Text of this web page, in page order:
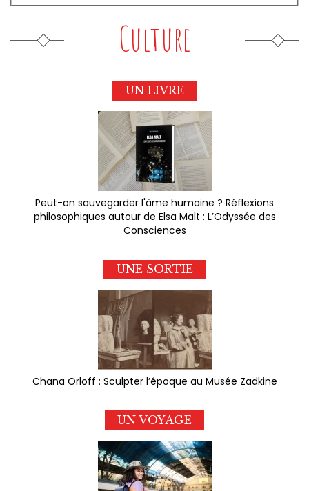
Culture
UN LIVRE
Peut-on sauvegarder l'âme humaine ? Réflexions
philosophiques autour de Elsa Malt : L’Odyssée des
Consciences
UNE SORTIE
Chana Orloff : Sculpter l’époque au Musée Zadkine
UN VOYAGE